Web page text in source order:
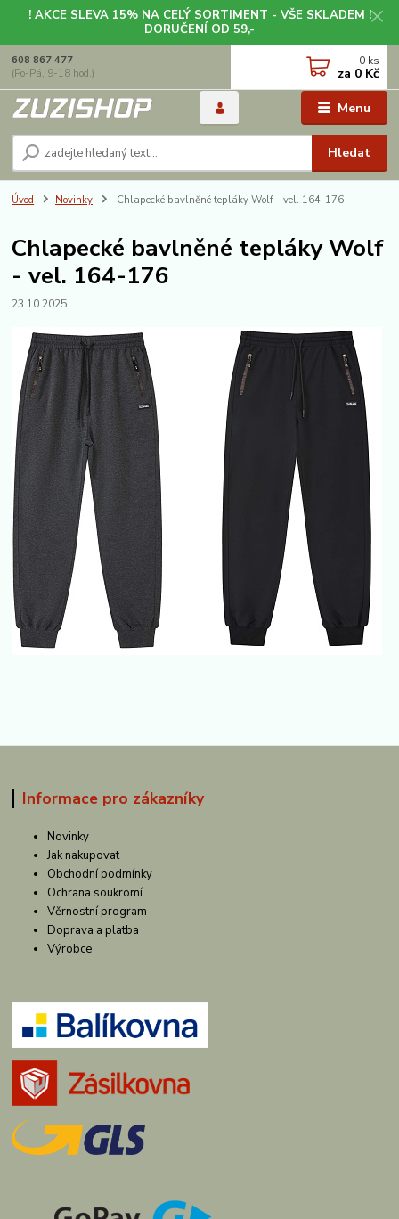
! AKCE SLEVA 15% NA CELÝ SORTIMENT - VŠE SKLADEM !
DORUČENÍ OD 59,-
Menu
Hledat
608 867 477
(Po-Pá, 9-18 hod.)
0 ks
za 0 Kč
Úvod Novinky Chlapecké bavlněné tepláky Wolf - vel. 164-176
Chlapecké bavlněné tepláky Wolf
- vel. 164-176
23.10.2025
Informace pro zákazníky
Novinky
Jak nakupovat
Obchodní podmínky
Ochrana soukromí
Věrnostní program
Doprava a platba
Výrobce